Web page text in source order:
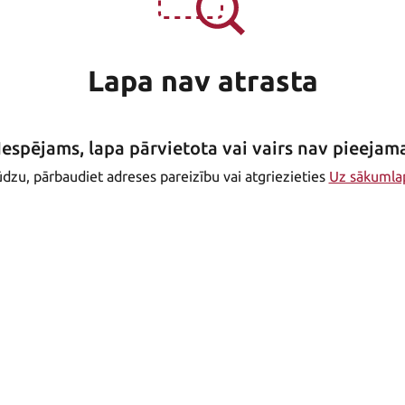
Lapa nav atrasta
lapa pārvietota vai vairs nav
pārbaudiet adreses pareizību vai atgriezieties Uz